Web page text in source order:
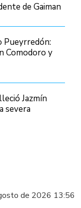
de Gaiman
Pueyrredón:
Comodoro y
Jazmín
severa
de 2026 13:56